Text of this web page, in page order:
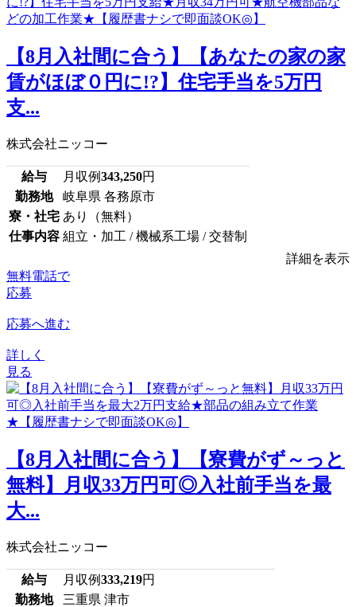
【8月入社間に合う】【あなたの家の家
賃がほぼ０円に!?】住宅手当を5万円
支...
株式会社ニッコー
給与 月収例343,250円
勤務地
岐阜県 各務原市
寮・社宅 あり（無料）
仕事内容 組立・加工 / 機械系工場 / 交替制
詳細を表示
無料電話で
応募
応募へ進む
詳しく
見る
【8月入社間に合う】【寮費がず～っと
無料】月収33万円可◎入社前手当を最
大...
株式会社ニッコー
給与 月収例333,219円
勤務地
三重県 津市